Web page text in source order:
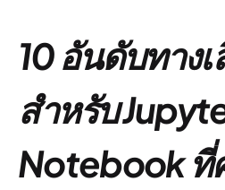
10 อันดับทาง
สำหรับ
Notebook ที่